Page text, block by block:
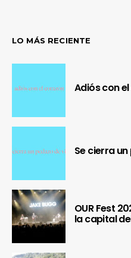
LO MÁS RECIENTE
Adiós con
Se cierra
OUR Fest
la capital